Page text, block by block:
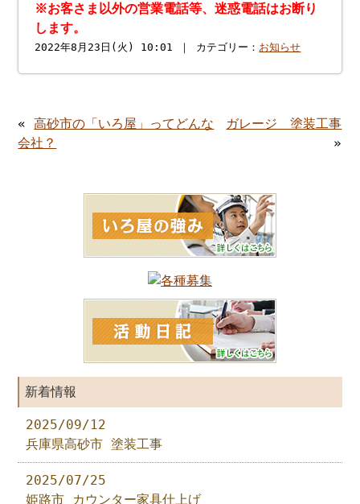
※お客さま以外の営業電話等、迷惑電話はお断り
します。
2022年8月23日(火) 10:01 ｜ カテゴリー： お知らせ
«高砂市の「いろ屋」ってどんな
会社？
ガレージ 塗装工事
»
新着情報
2025/09/12
兵庫県高砂市 塗装工事
2025/07/25
姫路市 カウンター家具仕上げ